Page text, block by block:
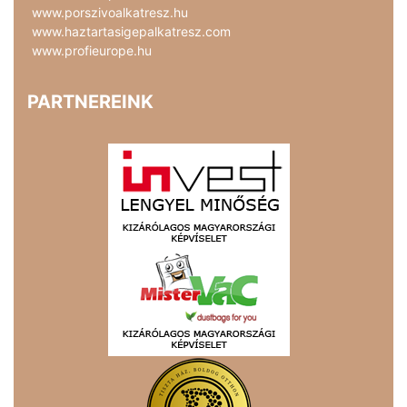
www.porszivoalkatresz.hu
www.haztartasigepalkatresz.com
www.profieurope.hu
PARTNEREINK